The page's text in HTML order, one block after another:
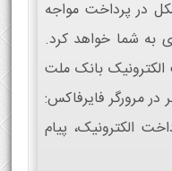
در پرداخت مواجه
به شما خواهد کرد.
بانک ملت
در مرورگر فایرفاکس:
الکترونیک، پیام